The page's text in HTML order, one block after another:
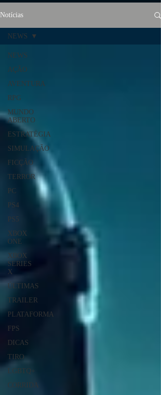
Notícias
NEWS
AÇÃO
AVENTURA
RPG
MUNDO
ABERTO
ESTRATÉGIA
SIMULAÇÃO
FICÇÃO
TERROR
PC
PS4
PS5
XBOX
ONE
XBOX
SERIES
X
ÚLTIMAS
TRAILER
PLATAFORMA
FPS
DICAS
TIRO
LGBTQ+
CORRIDA
NEWS